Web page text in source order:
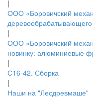
|
ООО «Боровичский
|
ООО «Боровичский
новинку: алюминиевые
|
С16-42. Сборка
|
Наши на "Лесдревмаше"